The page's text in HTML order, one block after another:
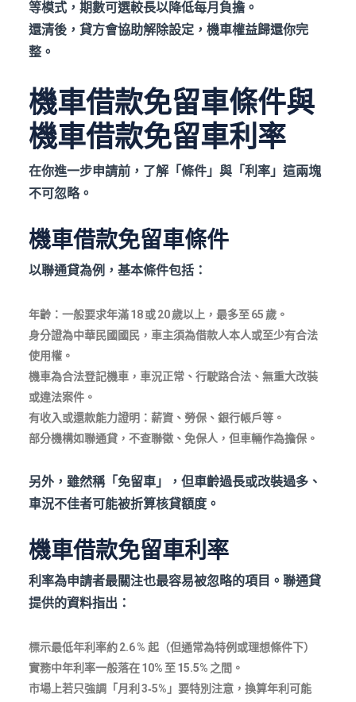
等模式，期數可選較長以降低每月負擔。
還清後，貸方會協助解除設定，機車權益歸還你完
整。
機車借款免留車條件與
機車借款免留車利率
在你進一步申請前，了解「條件」與「利率」這兩塊
不可忽略。
機車借款免留車條件
以聯通貸為例，基本條件包括：
年齡：一般要求年滿 18或 20歲以上，最多至 65 歲。
身分證為中華民國國民，車主須為借款人本人或至少有合法
使用權。
機車為合法登記機車，車況正常、行駛路合法、無重大改裝
或違法案件。
有收入或還款能力證明：薪資、勞保、銀行帳戶等。
部分機構如聯通貸，不查聯徵、免保人，但車輛作為擔保。
另外，雖然稱「免留車」，但車齡過長或改裝過多、
車況不佳者可能被折算核貸額度。
機車借款免留車利率
利率為申請者最關注也最容易被忽略的項目。聯通貸
提供的資料指出：
標示最低年利率約 2.6 % 起（但通常為特例或理想條件下）
實務中年利率一般落在 10% 至 15.5% 之間。
市場上若只強調「月利 3‑5% 」要特別注意，換算年利可能